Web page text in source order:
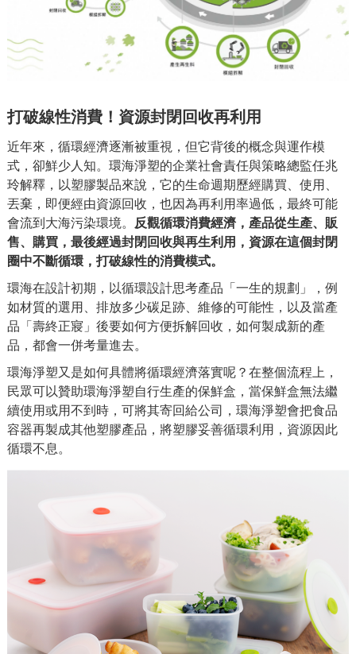
打破線性消費！資源封閉回收再利用
近年來，循環經濟逐漸被重視，但它背後的概念與運作模
式，卻鮮少人知。環海淨塑的企業社會責任與策略總監任兆
玲解釋，以塑膠製品來說，它的生命週期歷經購買、使用、
丟棄，即便經由資源回收，也因為再利用率過低 ， 最終可能
會流到大海污染環境。 反觀循環消費經濟，產品從生產、販
售、購買，最後經過封閉回收與再生利用，資源在這個封閉
圈中不斷循環，打破線性的消費模式。
環海在設計初期，以循環設計思考產品「一生的規劃」，例
如材質的選用、排放多少碳足跡、維修的可能性，以及當產
品「壽終正寢」後要如何方便拆解回收，如何製成新的產
品，都會一併考量進去。
環海淨塑又是如何具體將循環經濟落實呢？在整個流程上，
民眾可以贊助環海淨塑自行生產的保鮮盒，當保鮮盒無法繼
續使用或用不到時，可將其寄回給公司，環海淨塑會把食品
容器再製成其他塑膠產品，將塑膠妥善循環利用，資源因此
循環不息。